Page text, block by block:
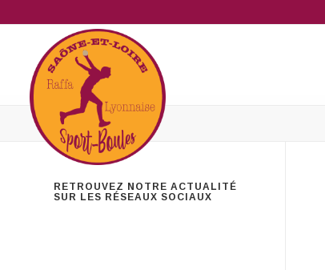
RETROUVEZ NOTRE ACTUALITÉ
SUR LES RÉSEAUX SOCIAUX